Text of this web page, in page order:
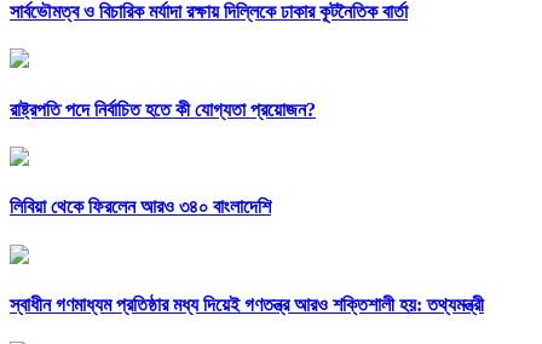
সার্বভৌমত্ব ও বিচারিক মর্যাদা রক্ষায় দিল্লিকে ঢাকার কূটনৈতিক বার্তা
রাষ্ট্রপতি পদে নির্বাচিত হতে কী যোগ্যতা প্রয়োজন?
লিবিয়া থেকে ফিরলেন আরও ৩৪০ বাংলাদেশি
স্বাধীন গণমাধ্যম প্রতিষ্ঠার মধ্য দিয়েই গণতন্ত্র আরও শক্তিশালী হয়: তথ্যমন্ত্রী